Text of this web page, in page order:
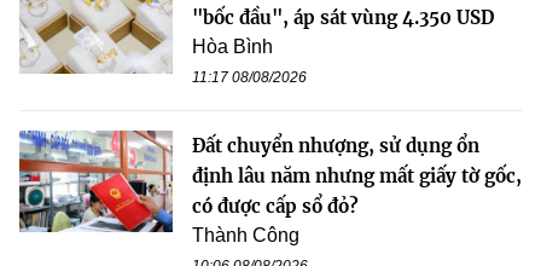
"bốc đầu", áp sát vùng 4.350 USD
Hòa Bình
11:17 08/08/2026
Đất chuyển nhượng, sử dụng ổn
định lâu năm nhưng mất giấy tờ gốc,
có được cấp sổ đỏ?
Thành Công